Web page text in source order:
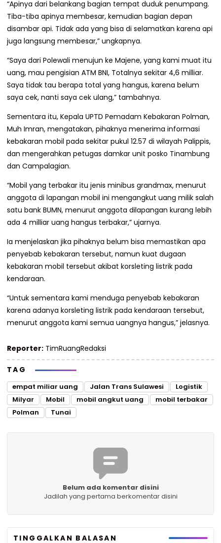
“Apinya dari belankang bagian tempat duduk penumpang.
Tiba-tiba apinya membesar, kemudian bagian depan
disambar api. Tidak ada yang bisa di selamatkan karena api
juga langsung membesar,” ungkapnya.
“Saya dari Polewali menujun ke Majene, yang kami muat itu
uang, mau pengisian ATM BNI, Totalnya sekitar 4,6 milliar.
Saya tidak tau berapa total yang hangus, karena belum
saya cek, nanti saya cek ulang,” tambahnya.
Sementara itu, Kepala UPTD Pemadam Kebakaran Polman,
Muh Imran, mengatakan, pihaknya menerima informasi
kebakaran mobil pada sekitar pukul 12.57 di wilayah Palippis,
dan mengerahkan petugas damkar unit posko Tinambung
dan Campalagian.
“Mobil yang terbakar itu jenis minibus grandmax, menurut
anggota di lapangan mobil ini mengangkut uang milik salah
satu bank BUMN, menurut anggota dilapangan kurang lebih
ada 4 milliar uang hangus terbakar,” ujarnya.
Ia menjelaskan jika pihaknya belum bisa memastikan apa
penyebab kebakaran tersebut, namun kuat dugaan
kebakaran mobil tersebut akibat korsleting listrik pada
kendaraan.
“Untuk sementara kami menduga penyebab kebakaran
karena adanya korsleting listrik pada kendaraan tersebut,
menurut anggota kami semua uangnya hangus,” jelasnya.
Reporter: TimRuangRedaksi
TAG
empat miliar uang Jalan Trans Sulawesi
Logistik
Milyar
Mobil mobil angkut uang
mobil terbakar
Polman
Tunai
Belum ada komentar disini
Jadilah yang pertama berkomentar disini
TINGGALKAN BALASAN